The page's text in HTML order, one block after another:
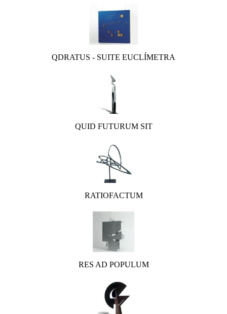
QDRATUS - SUITE EUCLÍMETRA
QUID FUTURUM SIT
RATIOFACTUM
RES AD POPULUM